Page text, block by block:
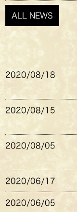
ALL NEWS
2020/08/18
2020/08/15
2020/08/05
2020/06/17
2020/06/05